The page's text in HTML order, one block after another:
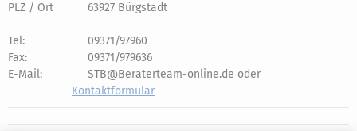
PLZ / Ort
63927 Bürgstadt
Tel:
09371/97960
Fax:
09371/979636
E-Mail:
STB@Beraterteam-online.de oder
Kontaktformular